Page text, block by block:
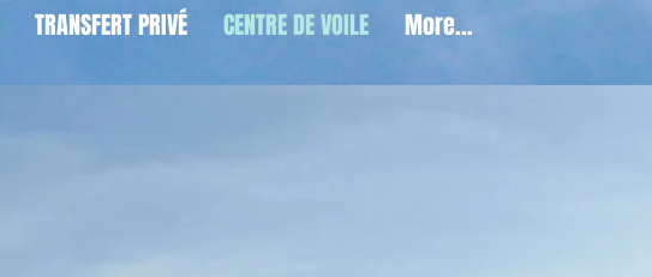
TRANSFERT PRIVÉ CENTRE DE VOILE More...